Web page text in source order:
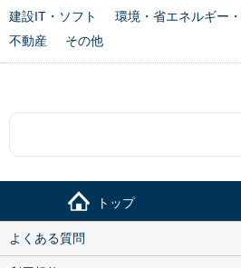
建設IT・ソフト
環境・省エネルギー
不動産
その他
トップ
よくある質問